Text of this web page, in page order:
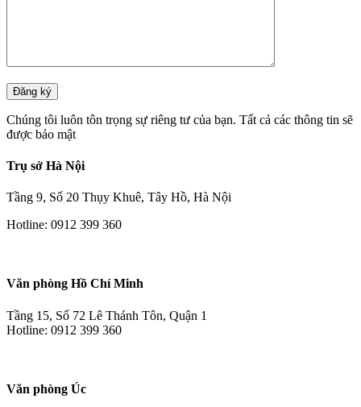
Chúng tôi luôn tôn trọng sự riêng tư của bạn. Tất cả các thông tin sẽ
được bảo mật
Trụ sở Hà Nội
Tầng 9, Số 20 Thụy Khuê, Tây Hồ, Hà Nội
Hotline: 0912 399 360
Văn phòng Hồ Chí Minh
Tầng 15, Số 72 Lê Thánh Tôn, Quận 1
Hotline: 0912 399 360
Văn phòng Úc